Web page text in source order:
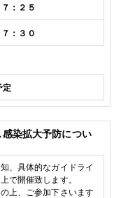
７：２５
７：３０
定
感染拡大予防につい
、具体的なガイドライ
で開催致します。
上、ご参加下さいます